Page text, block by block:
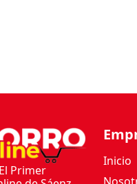
Primer
Inicio